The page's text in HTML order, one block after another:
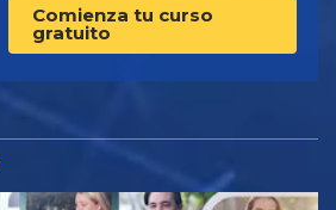
Comienza tu curso
gratuito